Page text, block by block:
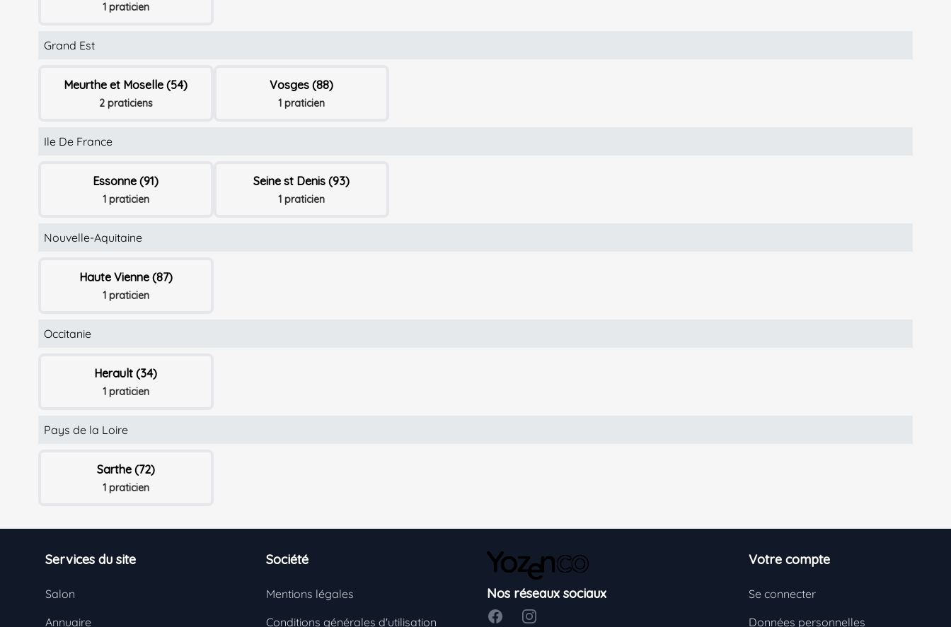
1 praticien
Grand Est
Meurthe et Moselle (54)
2 praticiens
Vosges (88)
1 praticien
Ile De France
Essonne (91)
1 praticien
Seine st Denis (93)
1 praticien
Nouvelle-Aquitaine
Haute Vienne (87)
1 praticien
Occitanie
Herault (34)
1 praticien
Pays de la Loire
Sarthe (72)
1 praticien
Services du site
Salon
Annuaire
Société
Mentions légales
Conditions générales d'utilisation
Nos réseaux sociaux
FacebookInstagram
Votre compte
Se connecter
Données personnelles